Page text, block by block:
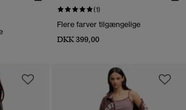
(1)
Flere farver tilgængelige
DKK 399,00